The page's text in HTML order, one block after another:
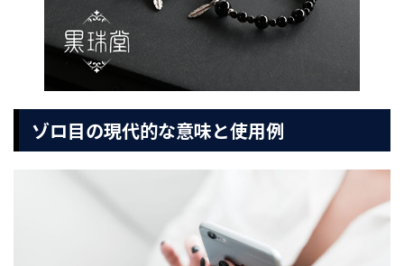
ゾロ目の現代的な意味と使用例